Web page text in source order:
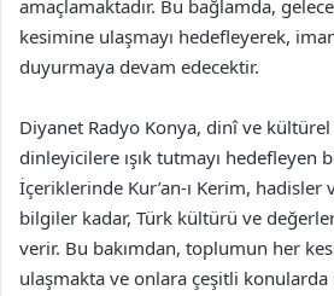
amaçlamaktadır. Bu bağlamda,
kesimine ulaşmayı hedefleyerek,
duyurmaya devam edecektir.
Diyanet Radyo Konya, dinî ve
dinleyicilere ışık tutmayı hedefleyen
İçeriklerinde Kur’an-ı Kerim,
bilgiler kadar, Türk kültürü ve
verir. Bu bakımdan, toplumun her
ulaşmakta ve onlara çeşitli